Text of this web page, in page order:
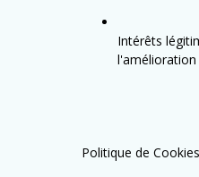
Intérêts
l'amélioration
Politique de Cookies